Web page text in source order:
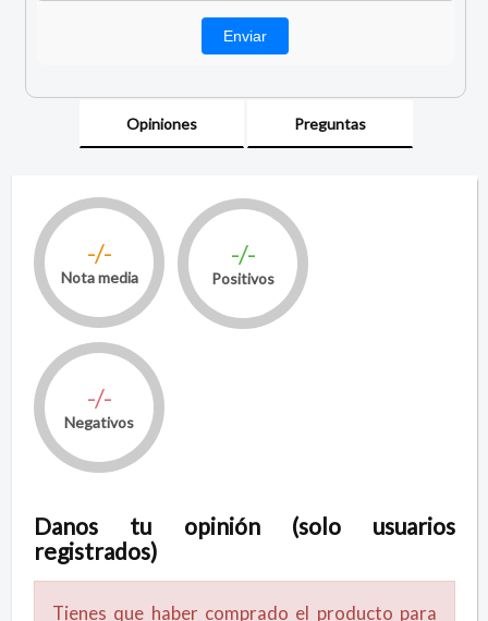
Opiniones Preguntas
-/-
Nota media
-/-
Positivos
-/-
Negativos
Danos tu opinión (solo usuarios
registrados)
Tienes que haber comprado el producto para